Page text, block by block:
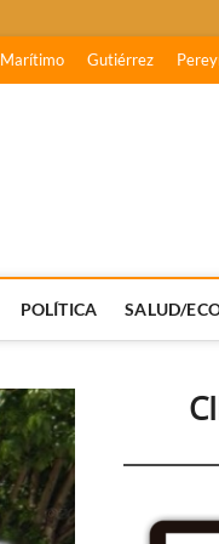
Marítimo Gutiérrez
POLÍTICA SALUD/